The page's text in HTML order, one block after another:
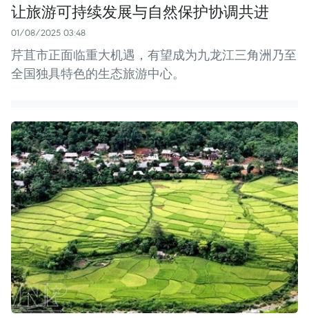
让旅游可持续发展与自然保护协调共进
01/08/2025 03:48
芹苴市正面临重大机遇，有望成为九龙江三角洲乃至
全国独具特色的生态旅游中心。